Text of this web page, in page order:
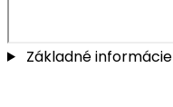
Základné informácie